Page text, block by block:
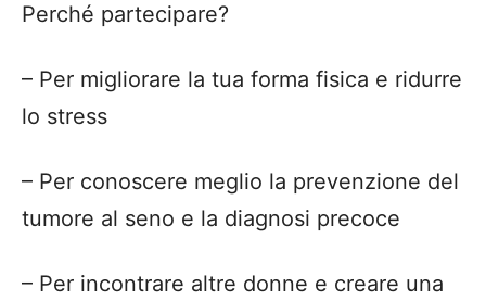
Perché partecipare?
– Per migliorare la tua forma fisica e ridurre
lo stress
– Per conoscere meglio la prevenzione del
tumore al seno e la diagnosi precoce
– Per incontrare altre donne e creare una